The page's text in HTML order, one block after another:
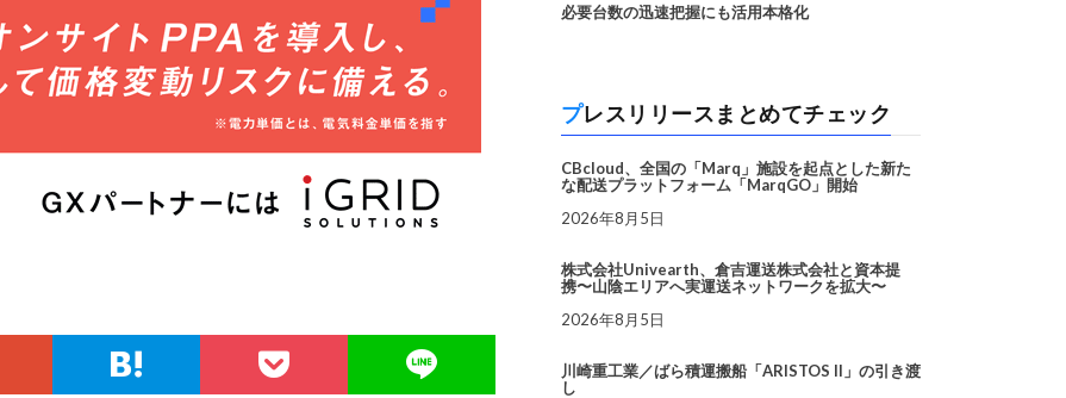
必要台数の迅速把握にも活用本格化
プレスリリースまとめてチェック
CBcloud、全国の「Marq」施設を起点とした新た
な配送プラットフォーム「MarqGO」開始
2026年8月5日
株式会社Univearth、倉吉運送株式会社と資本提
携〜山陰エリアへ実運送ネットワークを拡大〜
2026年8月5日
川崎重工業／ばら積運搬船「ARISTOS II」の引き渡
し